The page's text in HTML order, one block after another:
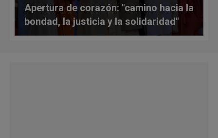
Apertura de corazón: "camino hacia la
bondad, la justicia y la solidaridad"